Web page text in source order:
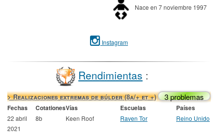
Nace en 7 noviembre 1997
Instagram
Rendimientas :
> Realizaciones extremas de búlder (8a/+ et +) 3 problemas
Fechas CotationesVías Escuelas Países
22 abril
2021
8b Keen Roof Raven Tor Reino Unido